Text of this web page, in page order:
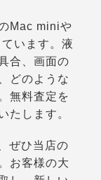
Mac miniや
います。液
合、画面の
どのような
無料査定を
たします。
ぜひ当店の
お客様の大